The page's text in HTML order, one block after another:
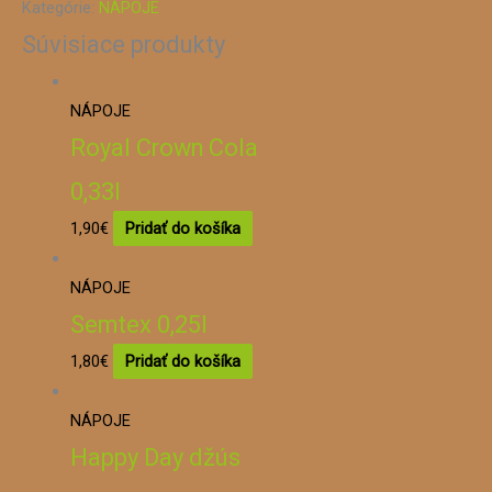
Červený
pomaranč
Kategórie: NÁPOJE
Súvisiace produkty
NÁPOJE
Royal Crown Cola
0,33l
1,90€ Pridať do košíka
NÁPOJE
Semtex 0,25l
1,80€ Pridať do košíka
NÁPOJE
Happy Day džús